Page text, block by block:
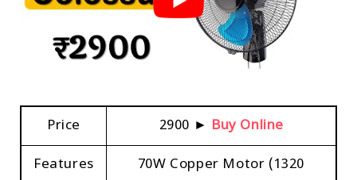
Price ₹2900 ► Buy Online
Features
70W Copper Motor (1320